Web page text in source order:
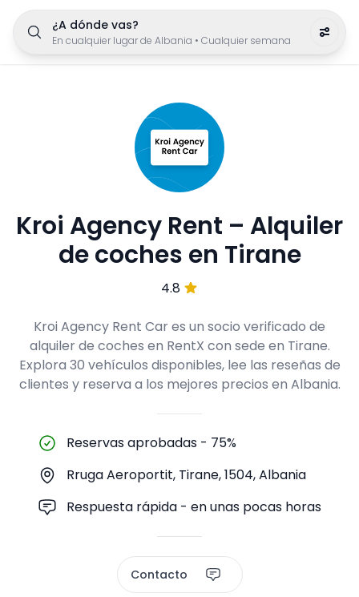
¿A dónde vas?
En cualquier lugar de Albania • Cualquier semana
Kroi Agency Rent – Alquiler
de coches en Tirane
4.8
Kroi Agency Rent Car es un socio verificado de
alquiler de coches en RentX con sede en Tirane.
Explora 30 vehículos disponibles, lee las reseñas de
clientes y reserva a los mejores precios en Albania.
Reservas aprobadas - 75%
Rruga Aeroportit, Tirane, 1504, Albania
Respuesta rápida - en unas pocas horas
Contacto